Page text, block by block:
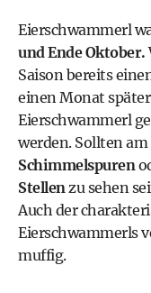
Eierschwammerl
und Ende Oktober.
Saison bereits
einen Monat
Eierschwammerl
werden. Sollten am
Schimmelspuren
Stellenzu sehen
Auch der
Eierschwammerls
muffig.